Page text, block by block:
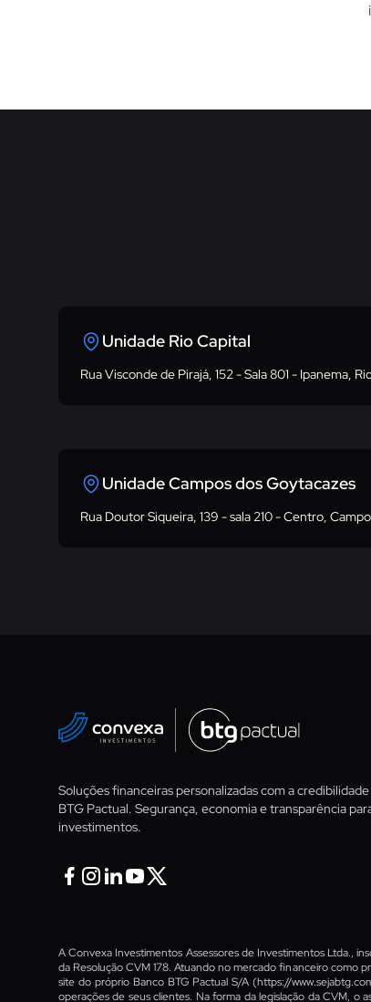
Unidade Rio Capital
Rua Visconde de Pirajá, 152 - Sala 801 - Ipanema,
Unidade Campos dos Goytacazes
Rua Doutor Siqueira, 139 - sala 210 - Centro,
Soluções financeiras personalizadas com a
BTG Pactual. Segurança, economia e transparência
investimentos.
A Convexa Investimentos Assessores de Investimentos Ltda.,
da Resolução CVM 178. Atuando no mercado financeiro como
site do próprio Banco BTG Pactual S/A(https://
operações de seus clientes. Na forma da legislação da CVM,